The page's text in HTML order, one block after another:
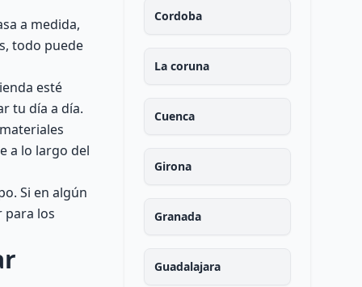
a medida,
todo puede
esté
tu día a día.
a lo largo del
Si en algún
para los
Cordoba
La coruna
Cuenca
Girona
Granada
Guadalajara